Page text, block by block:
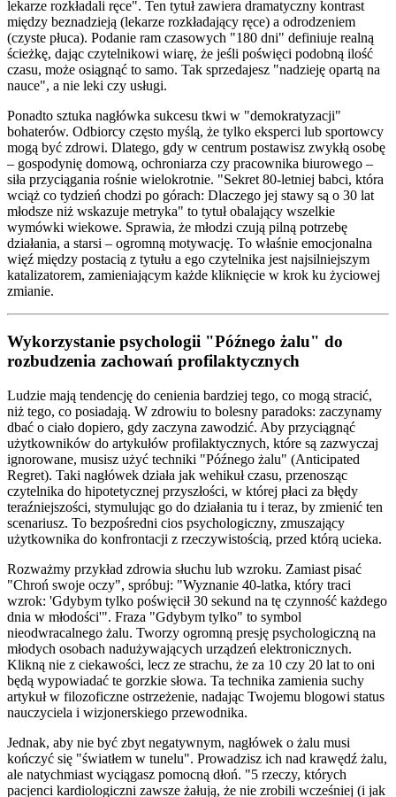
lekarze rozkładali ręce". Ten tytuł zawiera dramatyczny kontrast
między beznadzieją (lekarze rozkładający ręce) a odrodzeniem
(czyste płuca). Podanie ram czasowych "180 dni" definiuje realną
ścieżkę, dając czytelnikowi wiarę, że jeśli poświęci podobną ilość
czasu, może osiągnąć to samo. Tak sprzedajesz "nadzieję opartą na
nauce", a nie leki czy usługi.
Ponadto sztuka nagłówka sukcesu tkwi w "demokratyzacji"
bohaterów. Odbiorcy często myślą, że tylko eksperci lub sportowcy
mogą być zdrowi. Dlatego, gdy w centrum postawisz zwykłą osobę
– gospodynię domową, ochroniarza czy pracownika biurowego –
siła przyciągania rośnie wielokrotnie. "Sekret 80-letniej babci, która
wciąż co tydzień chodzi po górach: Dlaczego jej stawy są o 30 lat
młodsze niż wskazuje metryka" to tytuł obalający wszelkie
wymówki wiekowe. Sprawia, że młodzi czują pilną potrzebę
działania, a starsi – ogromną motywację. To właśnie emocjonalna
więź między postacią z tytułu a ego czytelnika jest najsilniejszym
katalizatorem, zamieniającym każde kliknięcie w krok ku życiowej
zmianie.
Wykorzystanie psychologii "Późnego żalu" do
rozbudzenia zachowań profilaktycznych
Ludzie mają tendencję do cenienia bardziej tego, co mogą stracić,
niż tego, co posiadają. W zdrowiu to bolesny paradoks: zaczynamy
dbać o ciało dopiero, gdy zaczyna zawodzić. Aby przyciągnąć
użytkowników do artykułów profilaktycznych, które są zazwyczaj
ignorowane, musisz użyć techniki "Późnego żalu" (Anticipated
Regret). Taki nagłówek działa jak wehikuł czasu, przenosząc
czytelnika do hipotetycznej przyszłości, w której płaci za błędy
teraźniejszości, stymulując go do działania tu i teraz, by zmienić ten
scenariusz. To bezpośredni cios psychologiczny, zmuszający
użytkownika do konfrontacji z rzeczywistością, przed którą ucieka.
Rozważmy przykład zdrowia słuchu lub wzroku. Zamiast pisać
"Chroń swoje oczy", spróbuj: "Wyznanie 40-latka, który traci
wzrok: 'Gdybym tylko poświęcił 30 sekund na tę czynność każdego
dnia w młodości'". Fraza "Gdybym tylko" to symbol
nieodwracalnego żalu. Tworzy ogromną presję psychologiczną na
młodych osobach nadużywających urządzeń elektronicznych.
Klikną nie z ciekawości, lecz ze strachu, że za 10 czy 20 lat to oni
będą wypowiadać te gorzkie słowa. Ta technika zamienia suchy
artykuł w filozoficzne ostrzeżenie, nadając Twojemu blogowi status
nauczyciela i wizjonerskiego przewodnika.
Jednak, aby nie być zbyt negatywnym, nagłówek o żalu musi
kończyć się "światłem w tunelu". Prowadzisz ich nad krawędź żalu,
ale natychmiast wyciągasz pomocną dłoń. "5 rzeczy, których
pacjenci kardiologiczni zawsze żałują, że nie zrobili wcześniej (i jak